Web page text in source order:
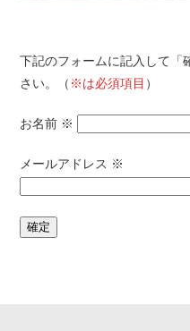
下記のフォームに記入して「
さい。（ ※は必須項目 ）
お名前 ※
メールアドレス ※